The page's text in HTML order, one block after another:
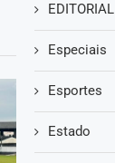
EDITORIAL
Especiais
Esportes
Estado